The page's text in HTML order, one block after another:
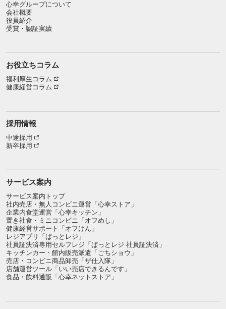
心幸グループについて
会社概要
役員紹介
受賞・認証実績
お役立ちコラム
福利厚生コラム
健康経営コラム
採用情報
中途採用
新卒採用
サービス案内
サービス案内トップ
社内売店・無人コンビニ運営「心幸ストア」
企業内食堂運営「心幸キッチン」
置き社食・ミニコンビニ「オフめし」
健康経営サポート「オフけん」
レジアプリ「ぱっとレジ」
社員証決済専用セルフレジ「ぱっとレジ 社員証決済」
キッチンカー・館内販売派遣「ごちショウ」
売店・コンビニ商品卸売「ザ仕入隊」
店舗運営ツール「いい売店できるんです」
食品・飲料通販「心幸ネットストア」